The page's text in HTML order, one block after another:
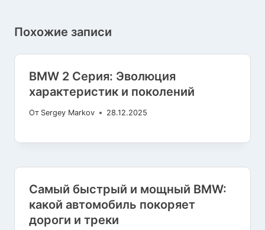
Похожие записи
BMW 2 Серия: Эволюция
характеристик и поколений
От Sergey Markov 28.12.2025
Самый быстрый и мощный BMW:
какой автомобиль покоряет
дороги и треки